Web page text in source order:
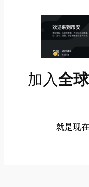
加入全
就是现